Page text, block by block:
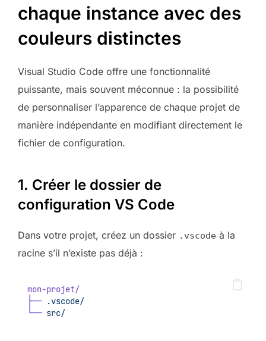
chaque instance avec des
couleurs distinctes
Visual Studio Code offre une fonctionnalité
puissante, mais souvent méconnue : la possibilité
de personnaliser l’apparence de chaque projet de
manière indépendante en modifiant directement le
fichier de configuration.
1. Créer le dossier de
configuration VS Code
Dans votre projet, créez un dossier .vscode à la
racine s’il n’existe pas déjà :
mon-projet/
├──
.vscode/
└── src/